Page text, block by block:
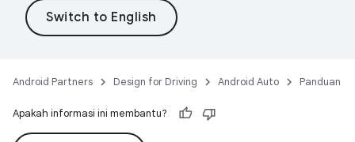
Android Partners Design for Driving Android Auto Panduan
Apakah informasi ini membantu?